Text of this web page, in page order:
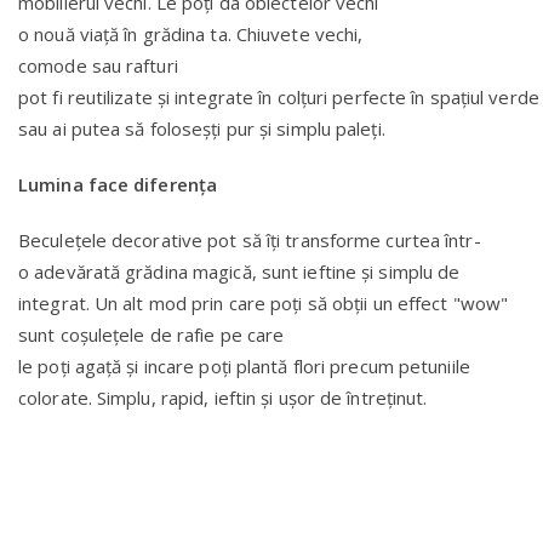
o nouă viață în grădina ta. Chiuvete vechi,
comode sau rafturi
pot fi reutilizate și integrate în colțuri perfecte în spațiul verde
sau ai putea să foloseșți pur și simplu paleți.
Lumina face diferența
Beculețele decorative pot să îți transforme curtea într-
o adevărată grădina magică, sunt ieftine și simplu de
integrat. Un alt mod prin care poți să obții un effect "wow"
sunt coșulețele de rafie pe care
le poți agață și incare poți plantă flori precum petuniile
colorate. Simplu, rapid, ieftin și ușor de întreținut.